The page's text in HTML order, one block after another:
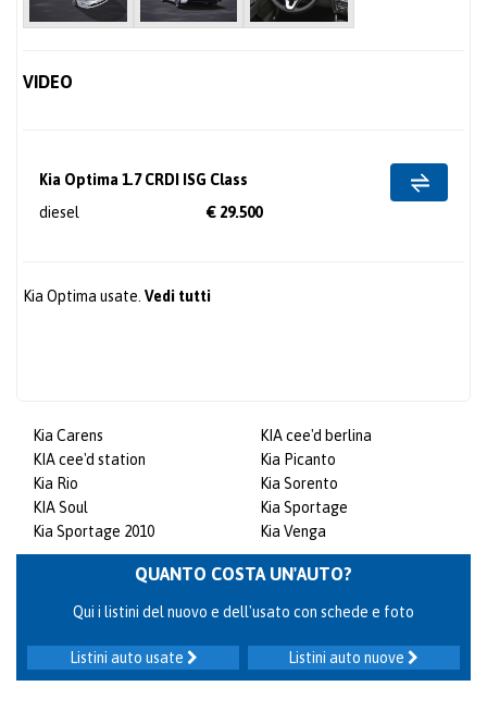
VIDEO
Kia Optima 1.7 CRDI ISG Class
diesel
€ 29.500
Kia Optima usate. Vedi tutti
Kia Carens
KIA cee'd berlina
KIA cee'd station
Kia Picanto
Kia Rio
Kia Sorento
KIA Soul
Kia Sportage
Kia Sportage 2010
Kia Venga
QUANTO COSTA UN'AUTO?
Qui i listini del nuovo e dell'usato con schede e foto
Listini auto nuove
Listini auto usate